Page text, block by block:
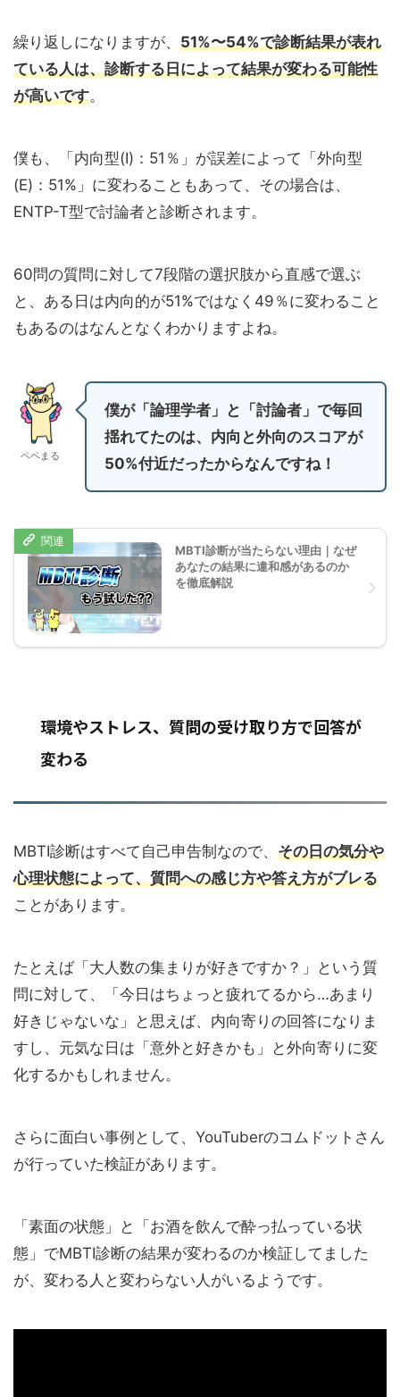
繰り返しになりますが、 51%〜54%で診断結果が表れ
ている人は、診断する日によって結果が変わる可能性
が高いです。
僕も、「内向型(I)：51％」が誤差によって「外向型
(E)：51%」に変わることもあって、その場合は、
ENTP-T型で討論者と診断されます。
60問の質問に対して7段階の選択肢から直感で選ぶ
と、ある日は内向的が51%ではなく49％に変わること
もあるのはなんとなくわかりますよね。
ペペまる
僕が「論理学者」と「討論者」で毎回
揺れてたのは、内向と外向のスコアが
50%付近だったからなんですね！
MBTI診断が当たらない理由｜なぜ
あなたの結果に違和感があるのか
を徹底解説
環境やストレス、質問の受け取り方で回答が
変わる
MBTI診断はすべて自己申告制なので、 その日の気分や
心理状態によって、質問への感じ方や答え方がブレる
ことがあります。
たとえば「大人数の集まりが好きですか？」という質
問に対して、「今日はちょっと疲れてるから…あまり
好きじゃないな」と思えば、内向寄りの回答になりま
すし、元気な日は「意外と好きかも」と外向寄りに変
化するかもしれません。
さらに面白い事例として、YouTuberのコムドットさん
が行っていた検証があります。
「素面の状態」と「お酒を飲んで酔っ払っている状
態」でMBTI診断の結果が変わるのか検証してました
が、変わる人と変わらない人がいるようです。